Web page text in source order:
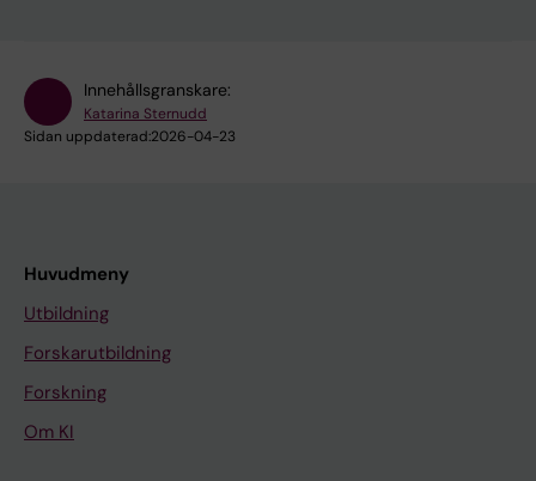
Innehållsgranskare:
Katarina Sternudd
Sidan uppdaterad:2026-04-23
Huvudmeny
Utbildning
Forskarutbildning
Forskning
Om KI